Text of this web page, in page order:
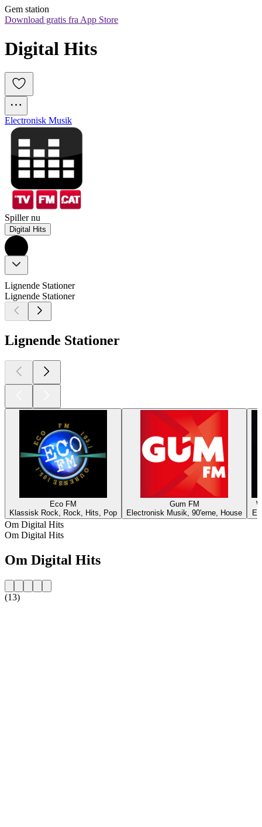
Gem station
Download gratis fra App Store
Digital Hits
Electronisk Musik
Spiller nu
Digital Hits
Lignende Stationer
Lignende Stationer
Lignende Stationer
Eco FM
Klassisk Rock, Rock, Hits, Pop
Gum FM
Electronisk Musik, 90'erne, House
Om Digital Hits
Om Digital Hits
Om Digital Hits
(13)